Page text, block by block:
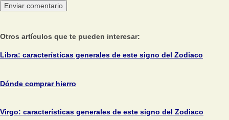
Otros artículos que te pueden interesar:
Libra: características generales de este signo del Zodiaco
Dónde comprar hierro
Virgo: características generales de este signo del Zodiaco